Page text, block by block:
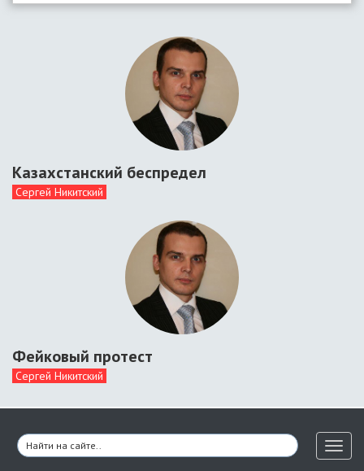
Казахстанский беспредел
Сергей Никитский
Фейковый протест
Сергей Никитский